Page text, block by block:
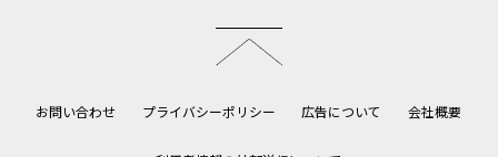
お問い合わせ プライバシーポリシー 広告について 会社概要